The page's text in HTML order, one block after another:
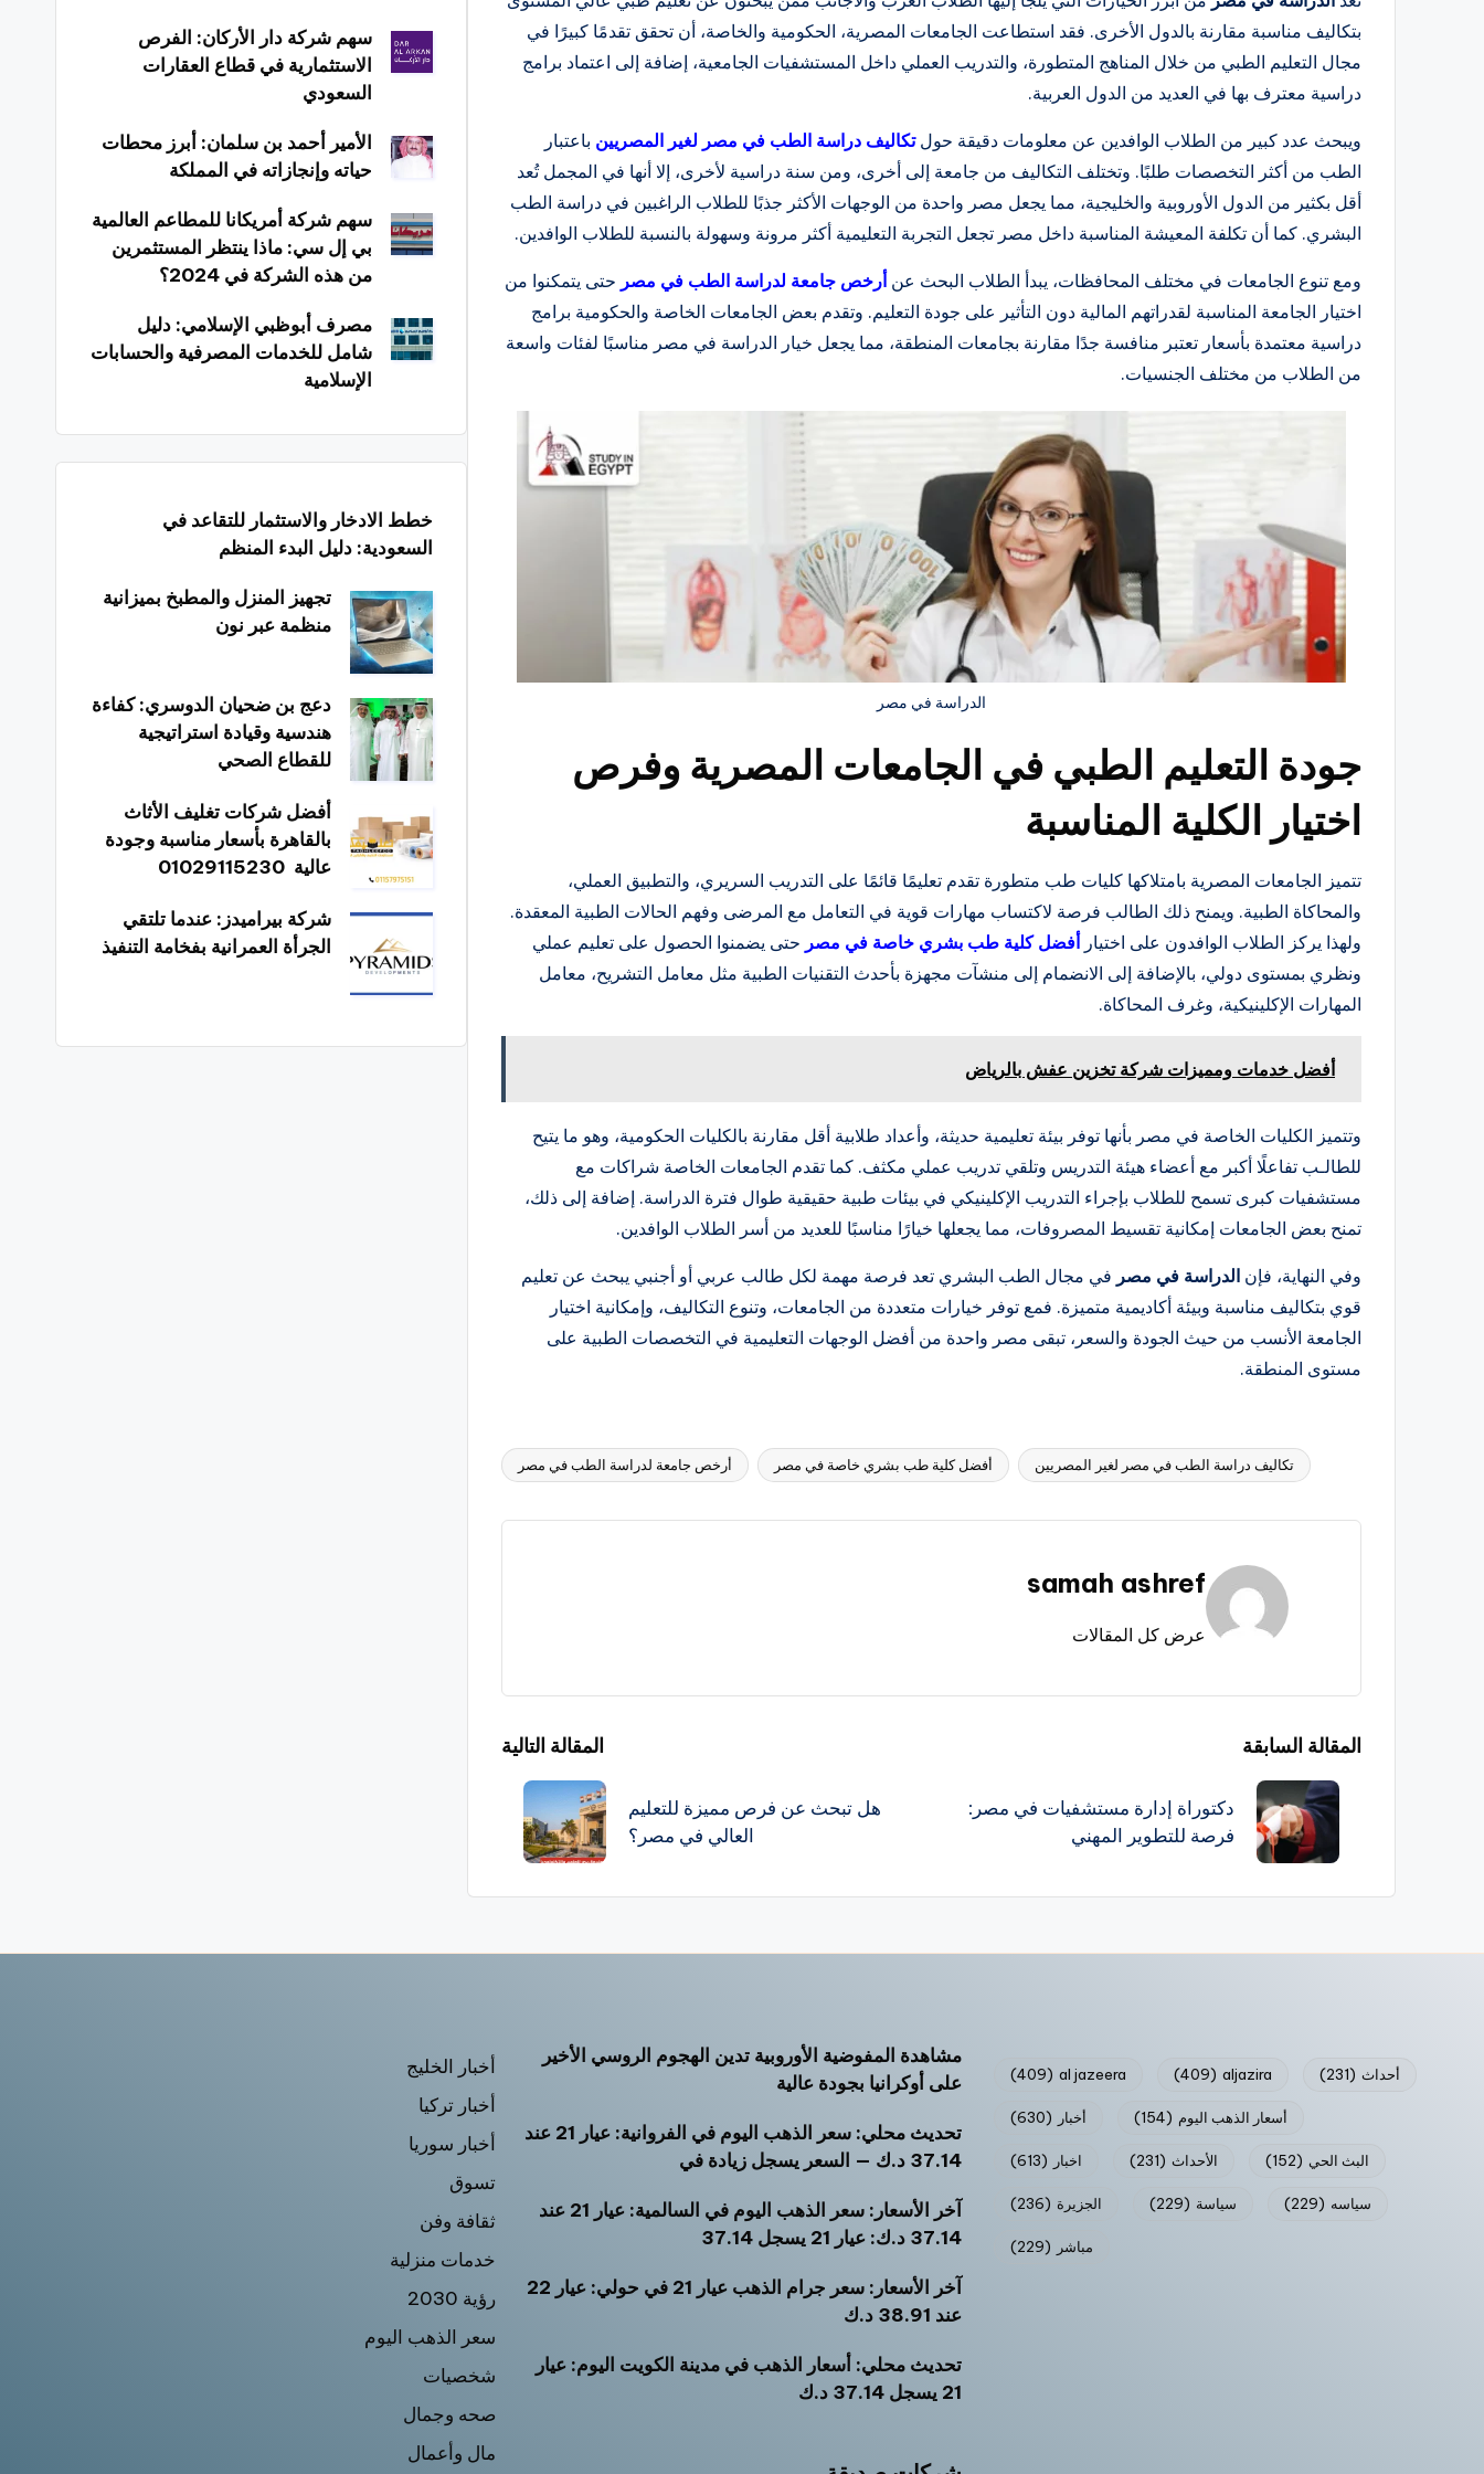
بتكاليف مناسبة مقارنة بالدول الأخرى. فقد استطاعت الجامعات المصرية، الحكومية والخاصة، أن تحقق تقدمًا كبيرًا في
مجال التعليم الطبي من خلال المناهج المتطورة، والتدريب العملي داخل المستشفيات الجامعية، إضافة إلى اعتماد برامج
دراسية معترف بها في العديد من الدول العربية.
ويبحث عدد كبير من الطلاب الوافدين عن معلومات دقيقة حولتكاليف دراسة الطب في مصر لغير المصريين باعتبار
الطب من أكثر التخصصات طلبًا. وتختلف التكاليف من جامعة إلى أخرى، ومن سنة دراسية لأخرى، إلا أنها في المجمل تُعد
أقل بكثير من الدول الأوروبية والخليجية، مما يجعل مصر واحدة من الوجهات الأكثر جذبًا للطلاب الراغبين في دراسة الطب
البشري. كما أن تكلفة المعيشة المناسبة داخل مصر تجعل التجربة التعليمية أكثر مرونة وسهولة بالنسبة للطلاب الوافدين.
ومع تنوع الجامعات في مختلف المحافظات، يبدأ الطلاب البحث عن أرخص جامعة لدراسة الطب في مصر حتى يتمكنوا من
اختيار الجامعة المناسبة لقدراتهم المالية دون التأثير على جودة التعليم. وتقدم بعض الجامعات الخاصة والحكومية برامج
دراسية معتمدة بأسعار تعتبر منافسة جدًا مقارنة بجامعات المنطقة، مما يجعل خيار الدراسة في مصر مناسبًا لفئات واسعة
من الطلاب من مختلف الجنسيات.
الدراسة في مصر
جودة التعليم الطبي في الجامعات المصرية وفرص
اختيار الكلية المناسبة
تتميز الجامعات المصرية بامتلاكها كليات طب متطورة تقدم تعليمًا قائمًا على التدريب السريري، والتطبيق العملي،
والمحاكاة الطبية. ويمنح ذلك الطالب فرصة لاكتساب مهارات قوية في التعامل مع المرضى وفهم الحالات الطبية المعقدة.
ولهذا يركز الطلاب الوافدون على اختيار أفضل كلية طب بشري خاصة في مصر حتى يضمنوا الحصول على تعليم عملي
ونظري بمستوى دولي، بالإضافة إلى الانضمام إلى منشآت مجهزة بأحدث التقنيات الطبية مثل معامل التشريح، معامل
المهارات الإكلينيكية، وغرف المحاكاة.
أفضل خدمات ومميزات شركة تخزين عفش بالرياض
وتتميز الكليات الخاصة في مصر بأنها توفر بيئة تعليمية حديثة، وأعداد طلابية أقل مقارنة بالكليات الحكومية، وهو ما يتيح
للطالـب تفاعلًا أكبر مع أعضاء هيئة التدريس وتلقي تدريب عملي مكثف. كما تقدم الجامعات الخاصة شراكات مع
مستشفيات كبرى تسمح للطلاب بإجراء التدريب الإكلينيكي في بيئات طبية حقيقية طوال فترة الدراسة. إضافة إلى ذلك،
تمنح بعض الجامعات إمكانية تقسيط المصروفات، مما يجعلها خيارًا مناسبًا للعديد من أسر الطلاب الوافدين.
وفي النهاية، فإن الدراسة في مصر في مجال الطب البشري تعد فرصة مهمة لكل طالب عربي أو أجنبي يبحث عن تعليم
قوي بتكاليف مناسبة وبيئة أكاديمية متميزة. فمع توفر خيارات متعددة من الجامعات، وتنوع التكاليف، وإمكانية اختيار
الجامعة الأنسب من حيث الجودة والسعر، تبقى مصر واحدة من أفضل الوجهات التعليمية في التخصصات الطبية على
مستوى المنطقة.
العلامات: أرخص جامعة لدراسة الطب في مصر أفضل كلية طب بشري خاصة في مصر تكاليف دراسة الطب في مصر لغير المصريين
samah ashref
عرض كل المقالات
تصفّح
المقالات
المقالة السابقة
دكتوراة إدارة مستشفيات في مصر:
فرصة للتطوير المهني
المقالة التالية
هل تبحث عن فرص مميزة للتعليم
العالي في مصر؟
سهم شركة دار الأركان: الفرص
الاستثمارية في قطاع العقارات
السعودي
الأمير أحمد بن سلمان: أبرز محطات
حياته وإنجازاته في المملكة
سهم شركة أمريكانا للمطاعم العالمية
بي إل سي: ماذا ينتظر المستثمرين
من هذه الشركة في 2024؟
مصرف أبوظبي الإسلامي: دليل
شامل للخدمات المصرفية والحسابات
الإسلامية
خطط الادخار والاستثمار للتقاعد في
السعودية: دليل البدء المنظم
تجهيز المنزل والمطبخ بميزانية
منظمة عبر نون
دعج بن ضحيان الدوسري: كفاءة
هندسية وقيادة استراتيجية
للقطاع الصحي
أفضل شركات تغليف الأثاث
بالقاهرة بأسعار مناسبة وجودة
عالية 01029115230
شركة بيراميدز: عندما تلتقي
الجرأة العمرانية بفخامة التنفيذ
al jazeera
(409) aljazira
(409) أحداث (231)
أخبار (630) أسعار الذهب اليوم (154)
اخبار (613) الأحداث (231) البث الحي (152)
الجزيرة (236) سياسة (229) سياسه (229)
مباشر (229)
مشاهدة المفوضية الأوروبية تدين الهجوم الروسي الأخير
على أوكرانيا بجودة عالية
تحديث محلي: سعر الذهب اليوم في الفروانية: عيار 21 عند
37.14 د.ك — السعر يسجل زيادة في
آخر الأسعار: سعر الذهب اليوم في السالمية: عيار 21 عند
37.14 د.ك: عيار 21 يسجل 37.14
آخر الأسعار: سعر جرام الذهب عيار 21 في حولي: عيار 22
عند 38.91 د.ك
تحديث محلي: أسعار الذهب في مدينة الكويت اليوم: عيار
21 يسجل 37.14 د.ك
أخبار الخليج
أخبار تركيا
أخبار سوريا
تسوق
ثقافة وفن
خدمات منزلية
رؤية 2030
سعر الذهب اليوم
شخصيات
صحه وجمال
مال وأعمال